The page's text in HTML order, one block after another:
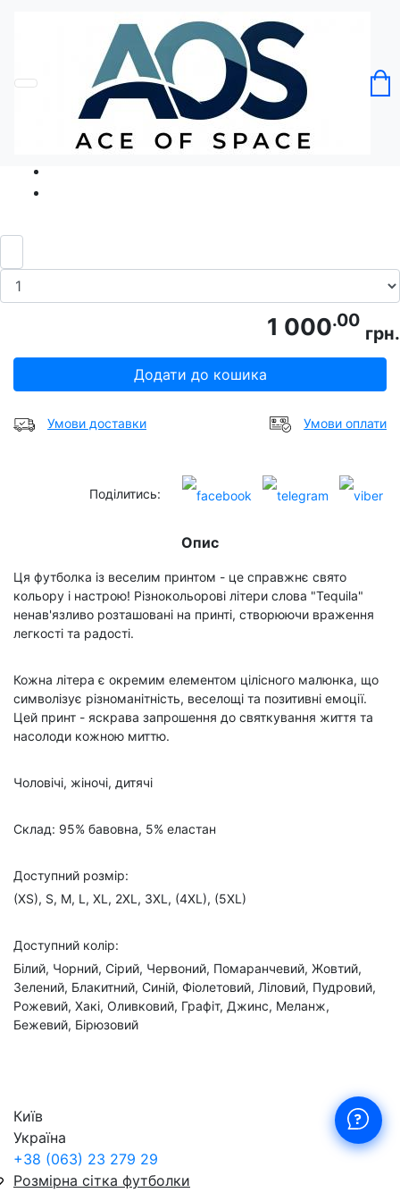
Без категорії
Футболка Tequila Fusiuon
Код товару: Ace5104
1 000.00
грн.
Додати до кошика
Умови доставки Умови оплати
Поділитись:
Опис
Ця футболка із веселим принтом - це справжнє свято
кольору і настрою! Різнокольорові літери слова "Tequila"
ненав'язливо розташовані на принті, створюючи враження
легкості та радості.
Кожна літера є окремим елементом цілісного малюнка, що
символізує різноманітність, веселощі та позитивні емоції.
Цей принт - яскрава запрошення до святкування життя та
насолоди кожною миттю.
Чоловічі, жіночі, дитячі
Склад: 95% бавовна, 5% еластан
Доступний розмір:
(XS), S, M, L, XL, 2XL, 3XL, (4XL), (5XL)
Доступний колір:
Білий, Чорний, Сірий, Червоний, Помаранчевий, Жовтий,
Зелений, Блакитний, Синій, Фіолетовий, Ліловий, Пудровий,
Рожевий, Хакі, Оливковий, Графіт, Джинс, Меланж,
Бежевий, Бірюзовий
Київ
Україна
+38 (063) 23 279 29
Розмірна сітка футболки